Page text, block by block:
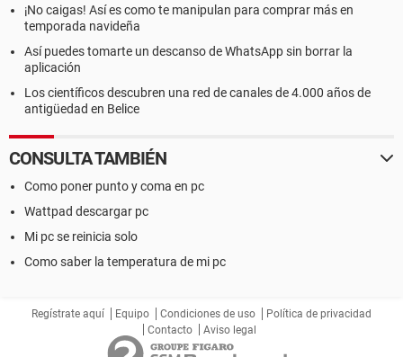
¡No caigas! Así es como te manipulan para comprar más en
temporada navideña
Así puedes tomarte un descanso de WhatsApp sin borrar la
aplicación
Los científicos descubren una red de canales de 4.000 años de
antigüedad en Belice
CONSULTA TAMBIÉN
Como poner punto y coma en pc
Wattpad descargar pc
Mi pc se reinicia solo
Como saber la temperatura de mi pc
Regístrate aquí Equipo Condiciones de uso
Política de privacidad
Contacto
Aviso legal